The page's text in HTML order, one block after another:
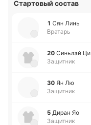
Стартовый состав
1 Сян Линь
Вратарь
20 Си­ньлэй Ци
Защитник
30 Ян Лю
Защитник
5 Диран Яо
Защитник